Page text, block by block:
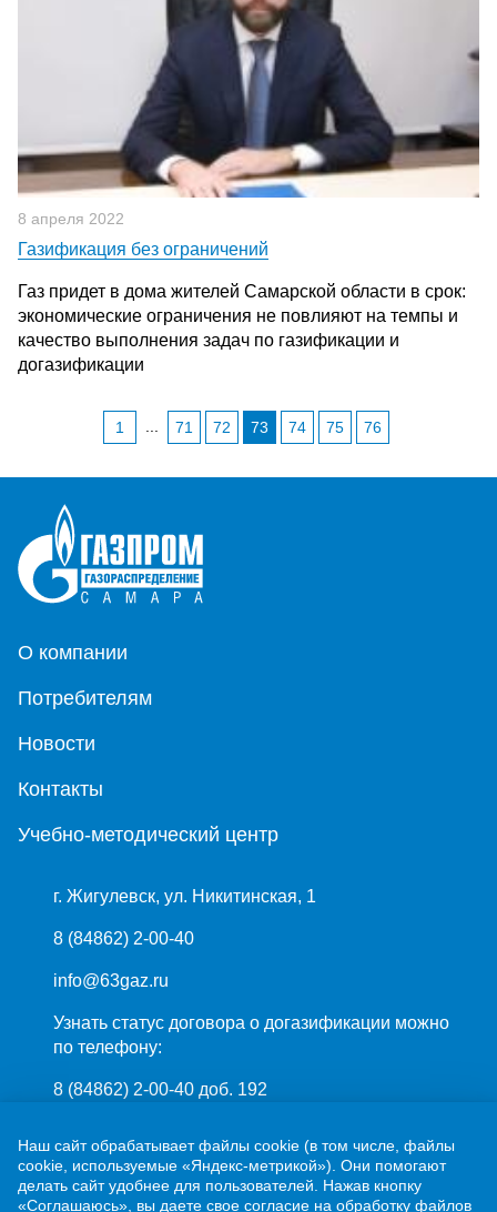
8 апреля 2022
Газификация без ограничений
Газ придет в дома жителей Самарской области в срок:
экономические ограничения не повлияют на темпы и
качество выполнения задач по газификации и
догазификации
1 71 72 73 74 75 76
О компании
Потребителям
Новости
Контакты
Учебно-методический центр
г. Жигулевск, ул. Никитинская, 1
8 (84862) 2-00-40
info@63gaz.ru
Узнать статус договора о догазификации можно
по телефону:
8 (84862) 2-00-40 доб. 192
Наш сайт обрабатывает файлы cookie (в том числе, файлы
cookie, используемые «Яндекс-метрикой»). Они помогают
делать сайт удобнее для пользователей. Нажав кнопку
«Соглашаюсь», вы даете свое согласие на обработку файлов